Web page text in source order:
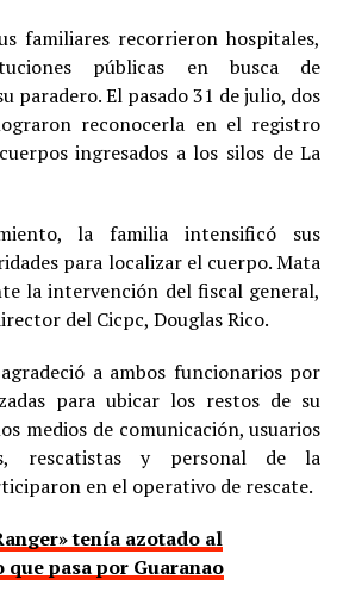
familiares recorrieron hospitales,
públicas en busca de
paradero. El pasado 31 de julio, dos
reconocerla en el registro
ingresados a los silos de La
la familia intensificó sus
para localizar el cuerpo. Mata
la intervención del fiscal general,
del Cicpc, Douglas Rico.
a ambos funcionarios por
para ubicar los restos de su
medios de comunicación, usuarios
rescatistas y personal de la
en el operativo de rescate.
tenía azotado al
pasa por Guaranao